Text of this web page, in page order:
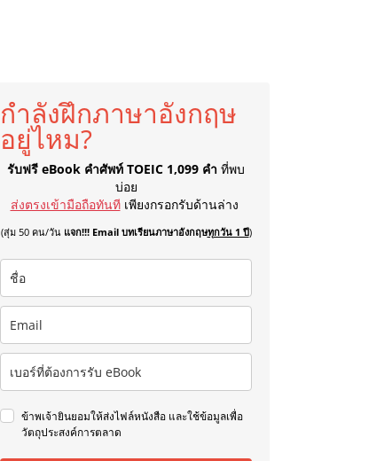
กำลังฝึกภาษาอังกฤษ
อยู่ไหม?
รับฟรี eBook คำศัพท์ TOEIC 1,099 คำ ที่พบ
บ่อย
ส่งตรงเข้ามือถือทันที เพียงกรอกรับด้านล่าง
(สุ่ม 50 คน/วัน แจก!!! Email บทเรียนภาษาอังกฤษทุกวัน 1 ปี)
ข้าพเจ้ายินยอมให้ส่งไฟล์หนังสือ และใช้ข้อมูลเพื่อ
วัตถุประสงค์การตลาด